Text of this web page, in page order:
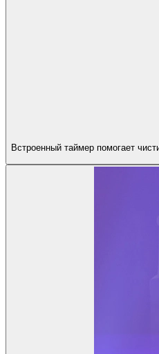
Встроенный таймер помогает